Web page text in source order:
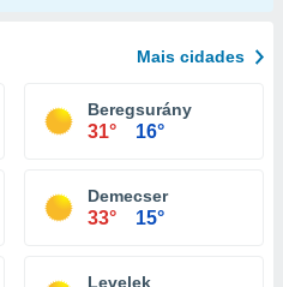
Mais cidades
Beregsurány
31° 16°
Demecser
33° 15°
Levelek